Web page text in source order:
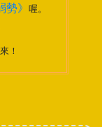
勢》 喔。
！